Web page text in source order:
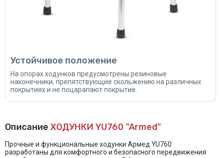
Устойчивое положение
На опорах ходунков предусмотрены резиновые
наконечники, препятствующие скольжению на различных
покрытиях и не поцарапают покрытие.
Описание ХОДУНКИ YU760 "Armed"
Прочные и функциональные ходунки Армед YU760
разработаны для комфортного и безопасного передвижения